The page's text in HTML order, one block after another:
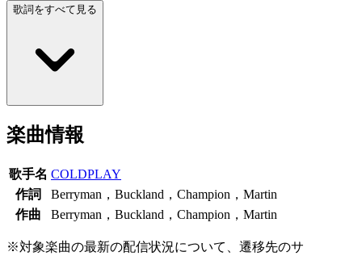
歌詞をすべて見る
楽曲情報
歌手名 COLDPLAY
作詞
Berryman，Buckland，Champion，Martin
作曲
Berryman，Buckland，Champion，Martin
※対象楽曲の最新の配信状況について、遷移先のサ